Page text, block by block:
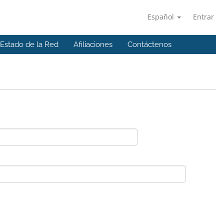
Español Entrar
Estado de la Red Afiliaciones Contáctenos